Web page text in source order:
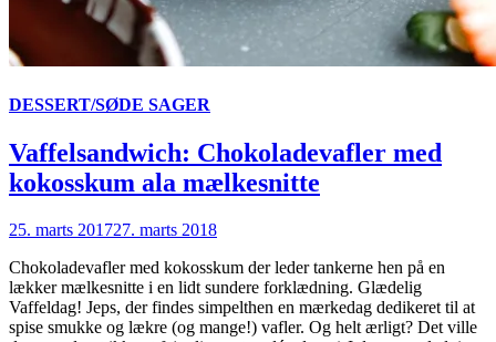
DESSERT/SØDE SAGER
Vaffelsandwich: Chokoladevafler med
kokosskum ala mælkesnitte
25. marts 201727. marts 2018
Chokoladevafler med kokosskum der leder tankerne hen på en
lækker mælkesnitte i en lidt sundere forklædning. Glædelig
Vaffeldag! Jeps, der findes simpelthen en mærkedag dedikeret til at
spise smukke og lækre (og mange!) vafler. Og helt ærligt? Det ville